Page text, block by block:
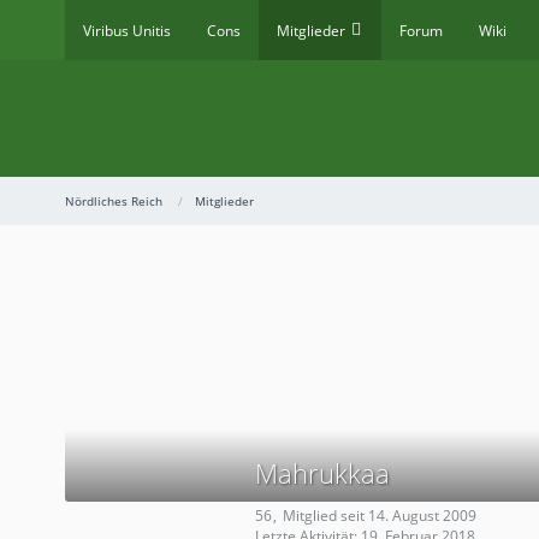
Viribus Unitis Cons Mitglieder Forum Wiki
Nördliches Reich Mitglieder
Mahrukkaa
56
Mitglied seit 14. August 2009